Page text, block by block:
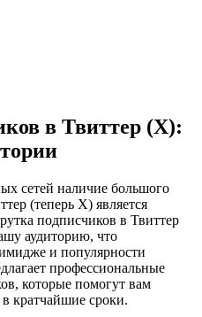
в Твиттер (X):
сетей наличие большого
(теперь X) является
подписчиков в Твиттер
аудиторию, что
и популярности
профессиональные
которые помогут вам
в кратчайшие сроки.